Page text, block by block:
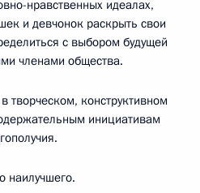
нравственных идеалах,
и девчонок раскрыть свои
с выбором будущей
членами общества.
творческом, конструктивном
инициативам
наилучшего.